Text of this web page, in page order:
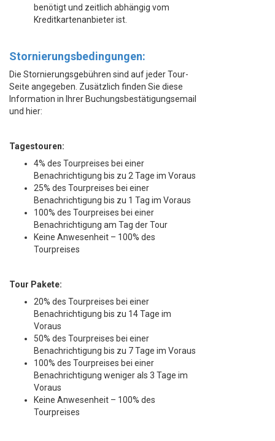
benötigt und zeitlich abhängig vom
Kreditkartenanbieter ist.
Stornierungsbedingungen:
Die Stornierungsgebühren sind auf jeder Tour-
Seite angegeben. Zusätzlich finden Sie diese
Information in Ihrer Buchungsbestätigungsemail
und hier:
Tagestouren:
4% des Tourpreises bei einer
Benachrichtigung bis zu 2 Tage im Voraus
25% des Tourpreises bei einer
Benachrichtigung bis zu 1 Tag im Voraus
100% des Tourpreises bei einer
Benachrichtigung am Tag der Tour
Keine Anwesenheit – 100% des
Tourpreises
Tour Pakete:
20% des Tourpreises bei einer
Benachrichtigung bis zu 14 Tage im
Voraus
50% des Tourpreises bei einer
Benachrichtigung bis zu 7 Tage im Voraus
100% des Tourpreises bei einer
Benachrichtigung weniger als 3 Tage im
Voraus
Keine Anwesenheit – 100% des
Tourpreises